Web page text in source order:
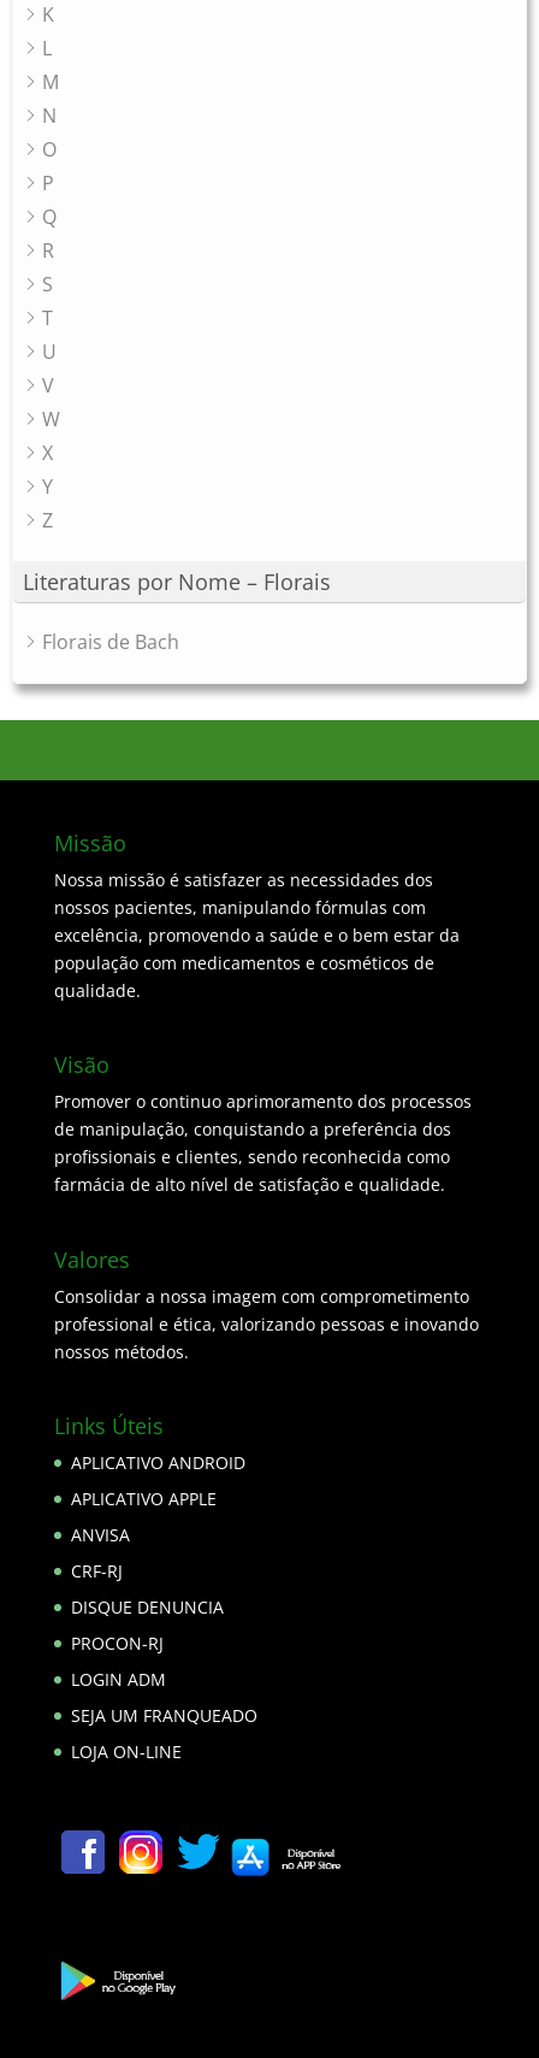
K
L
M
N
O
P
Q
R
S
T
U
V
W
X
Y
Z
Literaturas por Nome – Florais
Florais de Bach
Missão
Nossa missão é satisfazer as necessidades dos
nossos pacientes, manipulando fórmulas com
excelência, promovendo a saúde e o bem estar da
população com medicamentos e cosméticos de
qualidade.
Visão
Promover o continuo aprimoramento dos processos
de manipulação, conquistando a preferência dos
profissionais e clientes, sendo reconhecida como
farmácia de alto nível de satisfação e qualidade.
Valores
Consolidar a nossa imagem com comprometimento
professional e ética, valorizando pessoas e inovando
nossos métodos.
Links Úteis
APLICATIVO ANDROID
APLICATIVO APPLE
ANVISA
CRF-RJ
DISQUE DENUNCIA
PROCON-RJ
LOGIN ADM
SEJA UM FRANQUEADO
LOJA ON-LINE